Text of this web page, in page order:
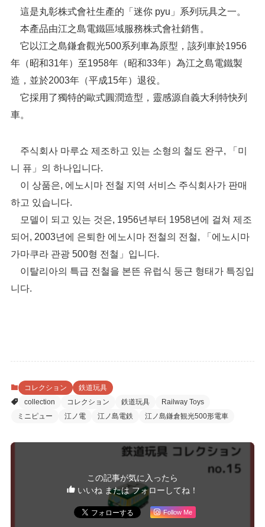
這是丸彰株式會社生產的「迷你 pyu」系列玩具之一。
本產品由江之島電鐵區域服務株式會社銷售。
它以江之島鎌倉觀光500系列車為原型，該列車於1956
年（昭和31年）至1958年（昭和33年）為江之島電鐵製
造，並於2003年（平成15年）退役。
它採用了獨特的歐式圓潤造型，靈感源自義大利特快列
車。
주식회사 마루쇼 제조하고 있는 소형의 철도 완구, 「미
니 퓨」의 하나입니다.
이 상품은, 에노시마 전철 지역 서비스 주식회사가 판매
하고 있습니다.
모델이 되고 있는 것은, 1956년부터 1958년에 걸쳐 제조
되어, 2003년에 은퇴한 에노시마 전철의 전철, 「에노시마
가마쿠라 관광 500형 전철」입니다.
이탈리아의 특급 전철을 본뜬 유럽식 둥근 형태가 특징입
니다.
コレクション
鉄道玩具
collection
コレクション 鉄道玩具
Railway Toys
ミニピュー
江ノ電 江ノ島電鉄 江ノ島鎌倉観光500形電車
この記事が気に入ったら
いいね または フォローしてね！
Follow Me